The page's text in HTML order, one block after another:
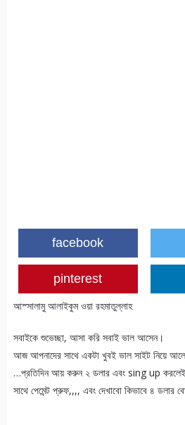
facebook
pinterest
আস্সালামু আলাইকুম ওয়া রহমাতুল্লাহ
সবাইকে শুভেচ্ছা, আসা করি সবাই ভাল আসেন।
আজ আপনাদের সাথে একটা খুবই ভাল সাইট নিয়ে
…প্রতিদিন আয় করুন ২ ডলার এবং sing up করলেই
সাথে পেমেন্ট প্রুফ,,,, এবং দেখাবো কিভাবে ৪ ডলার